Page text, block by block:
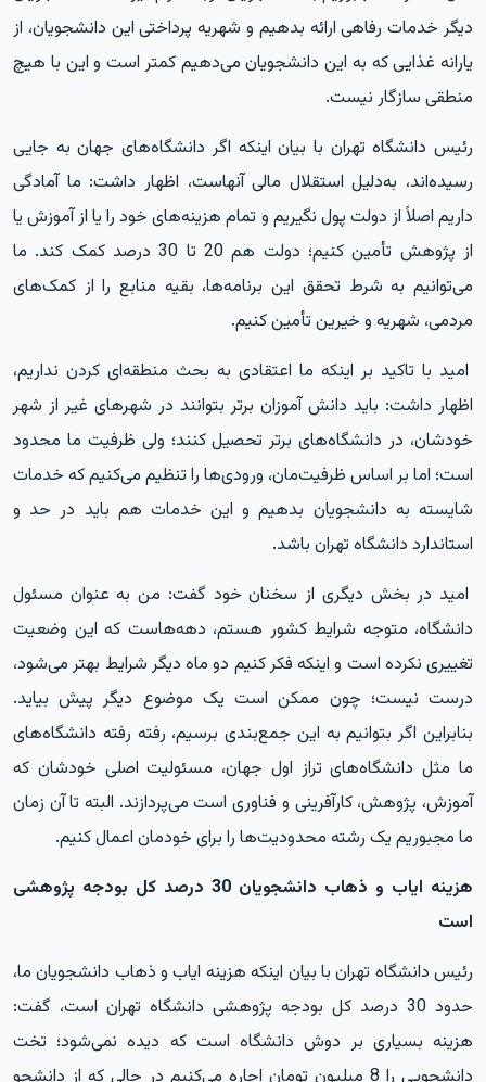
دیگر خدمات رفاهی ارائه بدهیم و شهریه پرداختی این دانشجویان، از
یارانه غذایی که به این دانشجویان می‌دهیم کمتر است و این با هیچ
منطقی سازگار نیست.
رئیس دانشگاه تهران با بیان اینکه اگر دانشگاه‌های جهان به جایی
رسیده‌اند، به‌دلیل استقلال مالی آنهاست، اظهار داشت: ما آمادگی
داریم اصلاً از دولت پول نگیریم و تمام هزینه‌های خود را یا از آموزش یا
از پژوهش تأمین کنیم؛ دولت هم 20 تا 30 درصد کمک کند. ما
می‌توانیم به شرط تحقق این برنامه‌ها، بقیه منابع را از کمک‌های
مردمی، شهریه و خیرین تأمین کنیم.
امید با تاکید بر اینکه ما اعتقادی به بحث منطقه‌ای کردن نداریم،
اظهار داشت: باید دانش آموزان برتر بتوانند در شهرهای غیر از شهر
خودشان، در دانشگاه‌های برتر تحصیل کنند؛ ولی ظرفیت ما محدود
است؛ اما بر اساس ظرفیت‌مان، ورودی‌ها را تنظیم می‌کنیم که خدمات
شایسته به دانشجویان بدهیم و این خدمات هم باید در حد و
استاندارد دانشگاه تهران باشد.
امید در بخش دیگری از سخنان خود گفت: من به عنوان مسئول
دانشگاه، متوجه شرایط کشور هستم، دهه‌هاست که این وضعیت
تغییری نکرده است و اینکه فکر کنیم دو ماه دیگر شرایط بهتر می‌شود،
درست نیست؛ چون ممکن است یک موضوع دیگر پیش بیاید.
بنابراین اگر بتوانیم به این جمع‌بندی برسیم، رفته رفته دانشگاه‌های
ما مثل دانشگاه‌های تراز اول جهان، مسئولیت اصلی خودشان که
آموزش، پژوهش، کارآفرینی و فناوری است می‌پردازند. البته تا آن زمان
ما مجبوریم یک رشته محدودیت‌ها را برای خودمان اعمال کنیم.
هزینه ایاب و ذهاب دانشجویان 30 درصد کل بودجه پژوهشی
است
رئیس دانشگاه تهران با بیان اینکه هزینه ایاب و ذهاب دانشجویان ما،
حدود 30 درصد کل بودجه پژوهشی دانشگاه تهران است، گفت:
هزینه بسیاری بر دوش دانشگاه است که دیده نمی‌شود؛ تخت